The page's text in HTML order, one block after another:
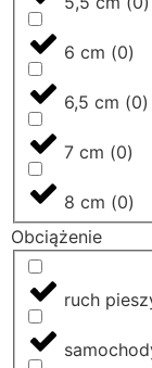
6 cm (0)
6,5 cm (0)
7 cm (0)
8 cm (0)
Obciążenie
ruch